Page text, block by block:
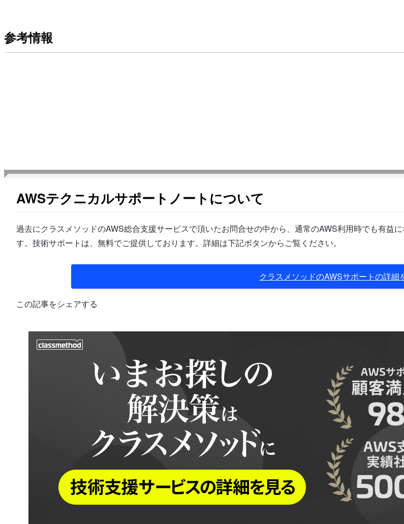
参考情報
AWSテクニカルサポートノートについて
過去にクラスメソッドのAWS総合支援サービスで頂いたお問合せの中から、通常のAWS利用時でも有益
す。技術サポートは、無料でご提供しております。詳細は下記ボタンからご覧ください。
クラスメソッドのAWSサポートの詳細
この記事をシェアする